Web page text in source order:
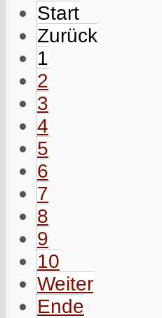
Start
Zurück
1
2
3
4
5
6
7
8
9
10
Weiter
Ende